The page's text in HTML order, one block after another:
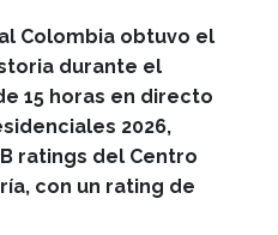
Colombia obtuvo el
durante el
15 horas en directo
2026,
ratings del Centro
con un rating de